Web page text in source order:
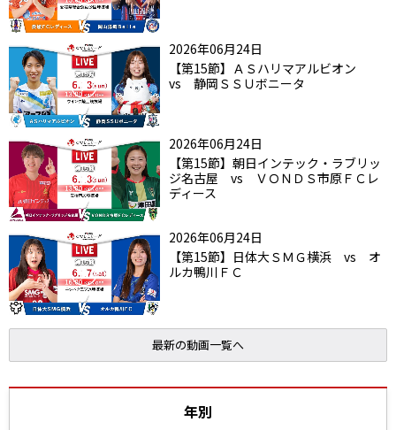
2026年06月24日
【第15節】ＡＳハリマアルビオン
vs 静岡ＳＳＵボニータ
2026年06月24日
【第15節】朝日インテック・ラブリッ
ジ名古屋 vs ＶＯＮＤＳ市原ＦＣレ
ディース
2026年06月24日
【第15節】日体大ＳＭＧ横浜 vs オ
ルカ鴨川ＦＣ
最新の動画一覧へ
年別